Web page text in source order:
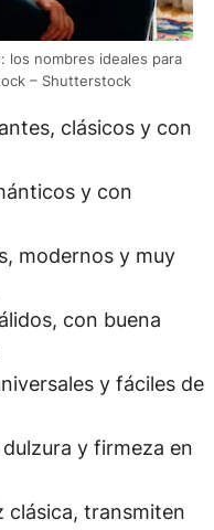
los nombres ideales para
– Shutterstock
clásicos y con
y con
modernos y muy
con buena
y fáciles de
y firmeza en
clásica, transmiten